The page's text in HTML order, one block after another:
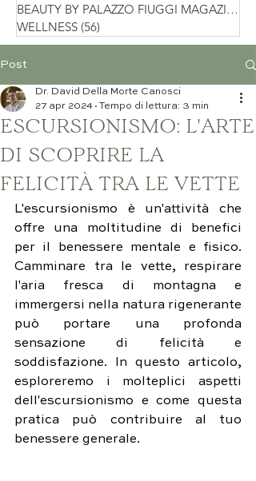
BEAUTY BY PALAZZO FIUGGI MAGAZINE
WELLNESS (56)
Post
ESCURSIONISMO: L'ARTE
DI SCOPRIRE LA
FELICITÀ TRA LE VETTE
Dr. David Della Morte Canosci
27 apr 2024
Tempo di lettura: 3 min
L'escursionismo è un'attività che
offre una moltitudine di benefici
per il benessere mentale e fisico.
Camminare tra le vette, respirare
l'aria fresca di montagna e
immergersi nella natura rigenerante
può portare una profonda
sensazione di felicità e
soddisfazione. In questo articolo,
esploreremo i molteplici aspetti
dell'escursionismo e come questa
pratica può contribuire al tuo
benessere generale.